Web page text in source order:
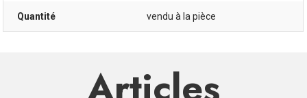
Quantité vendu à la pièce